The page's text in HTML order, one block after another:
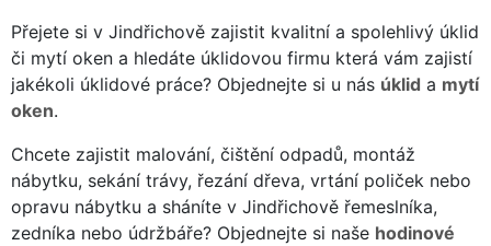
Přejete si v Jindřichově zajistit kvalitní a spolehlivý úklid
či mytí oken a hledáte úklidovou firmu která vám zajistí
jakékoli úklidové práce? Objednejte si u nás úklid a mytí
oken.
Chcete zajistit malování, čištění odpadů, montáž
nábytku, sekání trávy, řezání dřeva, vrtání poliček nebo
opravu nábytku a sháníte v Jindřichově řemeslníka,
zedníka nebo údržbáře? Objednejte si naše hodinové